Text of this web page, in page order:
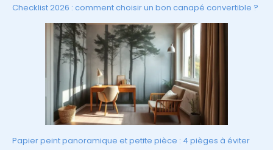
Checklist 2026 : comment choisir un bon canapé convertible ?
Papier peint panoramique et petite pièce : 4 pièges à éviter